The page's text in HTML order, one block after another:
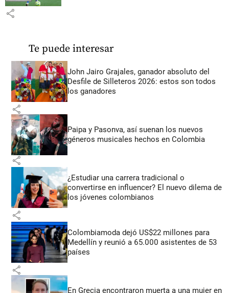
share
Te puede interesar
John Jairo Grajales, ganador absoluto del
Desfile de Silleteros 2026: estos son todos
los ganadores
share
Paipa y Pasonva, así suenan los nuevos
géneros musicales hechos en Colombia
share
¿Estudiar una carrera tradicional o
convertirse en influencer? El nuevo dilema de
los jóvenes colombianos
share
Colombiamoda dejó US$22 millones para
Medellín y reunió a 65.000 asistentes de 53
países
share
En Grecia encontraron muerta a una mujer en